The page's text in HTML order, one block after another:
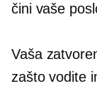
čini vaše
Vaša
zašto vodite